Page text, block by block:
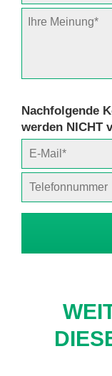
Nachfolgende
werden NICHT